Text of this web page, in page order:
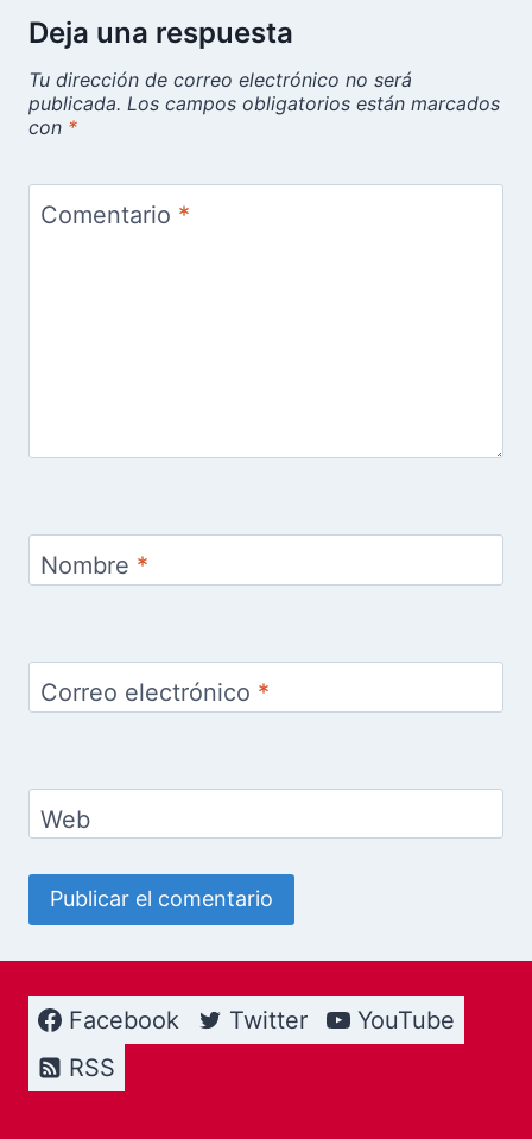
Deja una respuesta
Tu dirección de correo electrónico no será
publicada. Los campos obligatorios están marcados
con *
Comentario *
Nombre *
Correo electrónico *
Web
Facebook Twitter
YouTube
RSS